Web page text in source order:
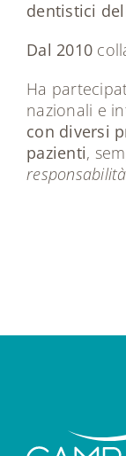
dentistici
Dal 2010
Ha
nazionali e
con diversi
pazienti,
responsabilità